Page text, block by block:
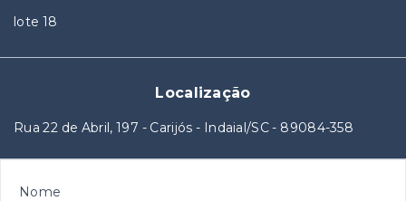
lote 18
Localização
Rua 22 de Abril, 197 - Carijós - Indaial/SC- 89084-358
Nome